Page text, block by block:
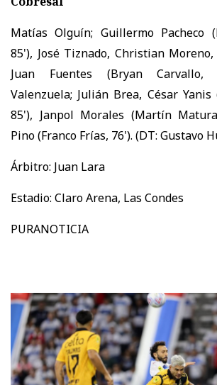
Matías Olguín; Guillermo Pacheco
85'), José Tiznado, Christian
Juan Fuentes (Bryan Carvallo,
Valenzuela; Julián Brea, César
85'), Janpol Morales (Martín
Pino (Franco Frías, 76'). (DT: Gustavo
Árbitro: Juan Lara
Estadio: Claro Arena, Las Condes
PURANOTICIA